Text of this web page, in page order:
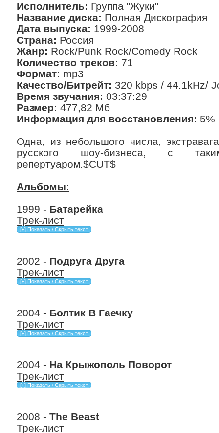
Исполнитель: Группа "Жуки"
Название диска: Полная Дискография
Дата выпуска: 1999-2008
Страна: Россия
Жанр: Rock/Punk Rock/Comedy Rock
Количество треков: 71
Формат: mp3
Качество/Битрейт: 320 kbps / 44.1kHz/
Время звучания: 03:37:29
Размер: 477,82 Мб
Информация для восстановления: 5%
Одна, из небольшого числа,
русского шоу-бизнеса, с
репертуаром.$CUT$
Альбомы:
1999 - Батарейка
Трек-лист
2002 - Подруга Друга
Трек-лист
2004 - Болтик В Гаечку
Трек-лист
2004 - На Крыжополь Поворот
Трек-лист
2008 - The Beast
Трек-лист